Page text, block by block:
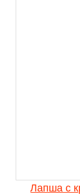
Лапша с